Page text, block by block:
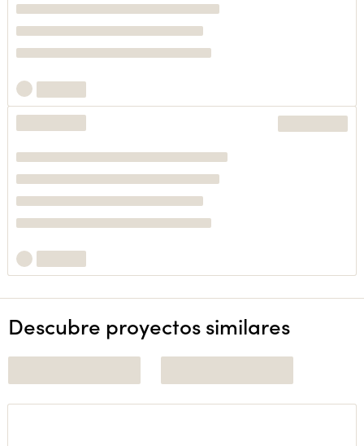
Descubre proyectos similares